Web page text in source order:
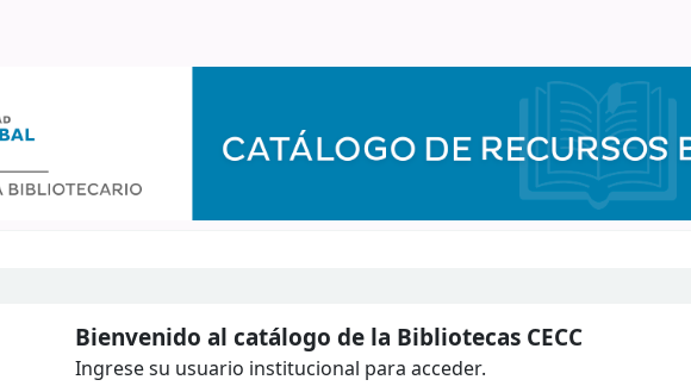
Bienvenido al catálogo de la Bibliotecas CECC
Ingrese su usuario institucional para acceder.